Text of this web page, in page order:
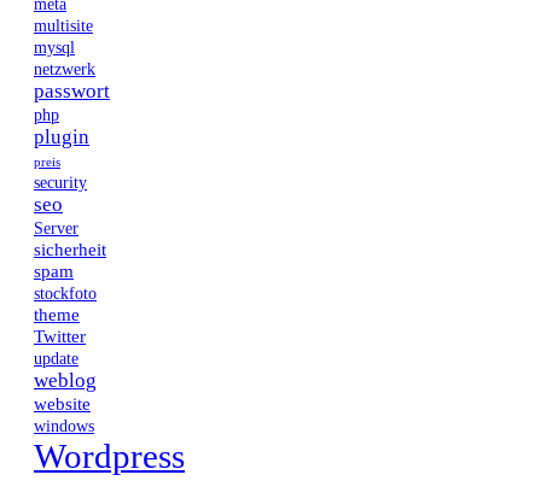
meta
multisite
mysql
netzwerk
passwort
php
plugin
preis
security
seo
Server
sicherheit
spam
stockfoto
theme
Twitter
update
weblog
website
windows
Wordpress